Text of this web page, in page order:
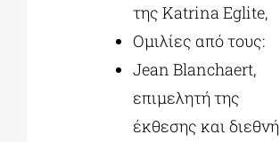
της Katrina Eglite,
Ομιλίες από τους:
Jean Blanchaert,
επιμελητή της
έκθεσης και διεθνή